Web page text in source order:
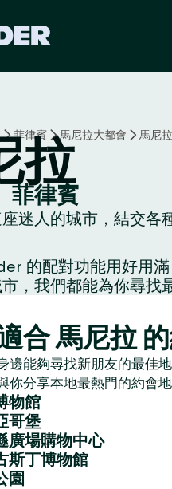
首
頁
菲律賓 馬尼拉大都會 馬尼拉
拉
菲律賓
迷人的城市，結交各
的配對功能用好用
，我們都能為你尋找
合 馬尼拉
邊能夠尋找新朋友的最佳
你分享本地最熱門的約會地
物館
哥堡
廣場購物中心
斯丁博物館
園